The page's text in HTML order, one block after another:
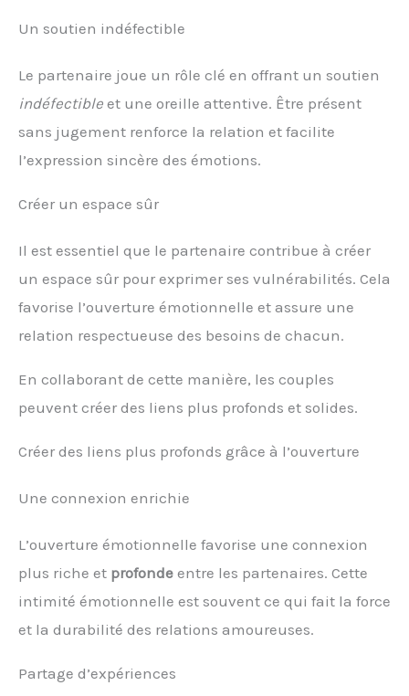
Un soutien indéfectible
Le partenaire joue un rôle clé en offrant un soutien
indéfectible et une oreille attentive. Être présent
sans jugement renforce la relation et facilite
l’expression sincère des émotions.
Créer un espace sûr
Il est essentiel que le partenaire contribue à créer
un espace sûr pour exprimer ses vulnérabilités. Cela
favorise l’ouverture émotionnelle et assure une
relation respectueuse des besoins de chacun.
En collaborant de cette manière, les couples
peuvent créer des liens plus profonds et solides.
Créer des liens plus profonds grâce à l’ouverture
Une connexion enrichie
L’ouverture émotionnelle favorise une connexion
plus riche et profonde entre les partenaires. Cette
intimité émotionnelle est souvent ce qui fait la force
et la durabilité des relations amoureuses.
Partage d’expériences